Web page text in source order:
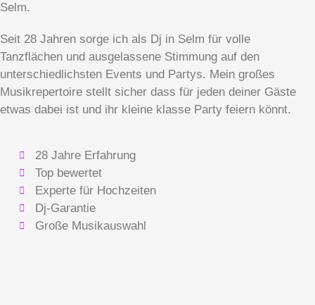
Selm.
Seit 28 Jahren sorge ich als Dj in Selm für volle
Tanzflächen und ausgelassene Stimmung auf den
unterschiedlichsten Events und Partys. Mein großes
Musikrepertoire stellt sicher dass für jeden deiner Gäste
etwas dabei ist und ihr kleine klasse Party feiern könnt.
28 Jahre Erfahrung
Top bewertet
Experte für Hochzeiten
Dj-Garantie
Große Musikauswahl